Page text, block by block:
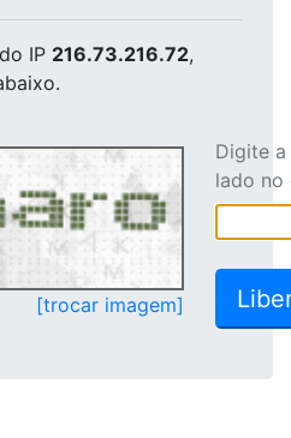
do IP 216.73.216.72,
[trocar imagem]
Digite
lado no